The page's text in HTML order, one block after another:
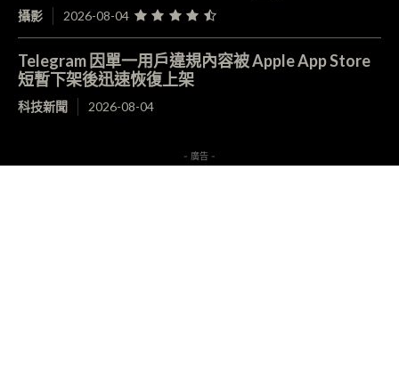
攝影 2026-08-04
Telegram 因單一用戶違規內容被 Apple App Store
短暫下架後迅速恢復上架
科技新聞 2026-08-04
- 廣告 -